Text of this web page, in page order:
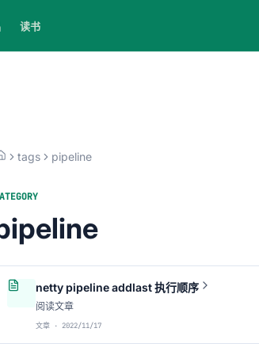
读书
tags pipeline
netty pipeline addlast 执行顺序
阅读文章
文章 · 2022/11/17